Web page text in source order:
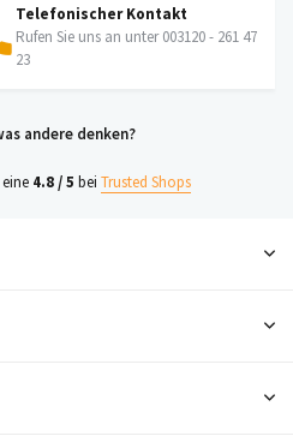
Telefonischer Kontakt
Rufen Sie uns an unter 003120 - 261 47
23
andere denken?
4.8 / 5 bei Trusted Shops